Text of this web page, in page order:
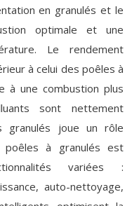
en granulés et le
optimale et une
Le rendement
à celui des poêles à
à une combustion plus
sont nettement
granulés joue un rôle
à granulés est
variées :
auto-nettoyage,